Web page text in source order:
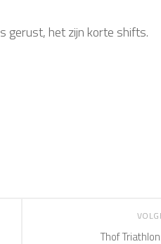
gerust, het zijn korte shifts.
Thof